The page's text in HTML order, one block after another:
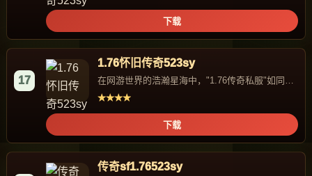
下载
17
1.76怀旧传奇523sy
在网游世界的浩瀚星海中，"1.76传奇私服"如同一
颗独特的星辰，...
★★★★
下载
传奇sf1.76523sy